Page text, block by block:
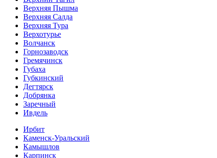
Верхняя Пышма
Верхняя Салда
Верхняя Тура
Верхотурье
Волчанск
Горнозаводск
Гремячинск
Губаха
Губкинский
Дегтярск
Добрянка
Заречный
Ивдель
Ирбит
Каменск-Уральский
Камышлов
Карпинск